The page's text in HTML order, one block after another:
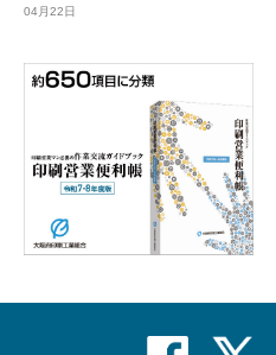
04月22日